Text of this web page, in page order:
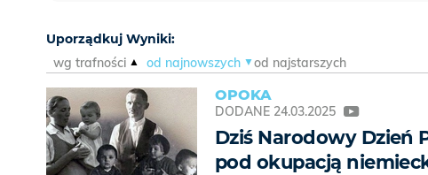
Uporządkuj Wyniki:
wg trafności
od najnowszych od najstarszych
OPOKA
DODANE 24.03.2025
Dziś Narodowy Dzień
pod okupacją